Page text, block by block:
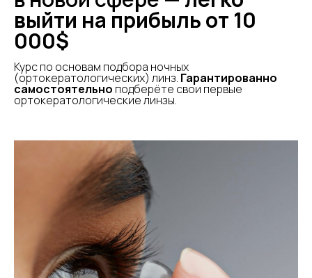
выйти на прибыль от 10
000$
Курс по основам подбора ночных
(ортокератологических) линз. Гарантированно
самостоятельно подберёте свои первые
ортокератологические линзы.